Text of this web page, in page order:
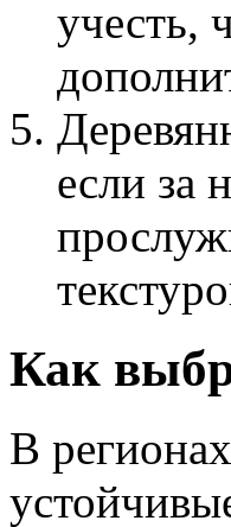
учесть,
если за
Как
В